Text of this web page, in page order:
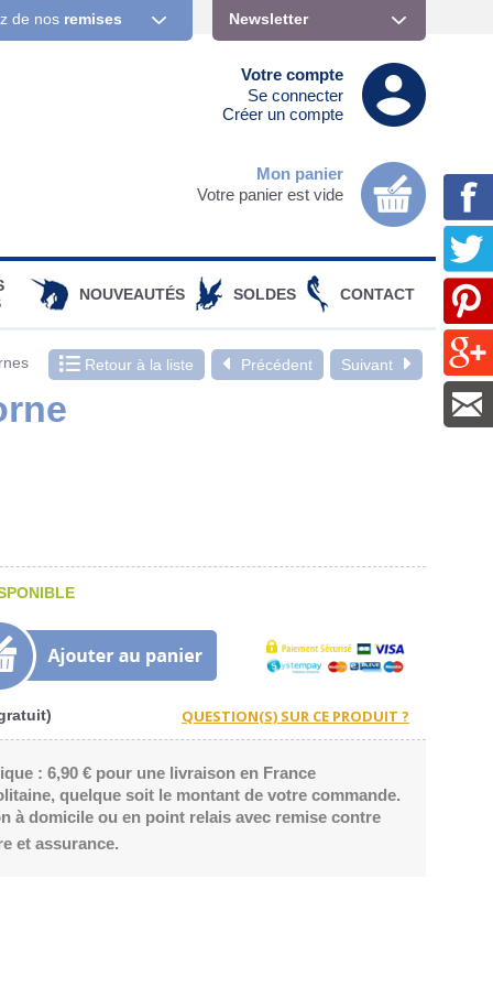
de nos remises Newsletter
Votre compte
Se connecter
Créer un compte
Mon panier
Votre panier est vide
NOUVEAUTÉS SOLDES CONTACT
Retour à la liste Précédent Suivant
: 6,90 € pour une livraison en France
quelque soit le montant de votre commande.
à domicile ou en point relais avec remise contre
et assurance.